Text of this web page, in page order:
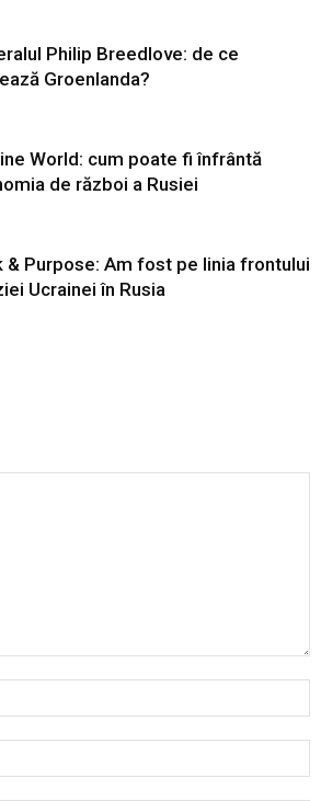
Philip Breedlove: de ce
Groenlanda?
World: cum poate fi înfrântă
de război a Rusiei
& Purpose: Am fost pe linia frontului
Ucrainei în Rusia